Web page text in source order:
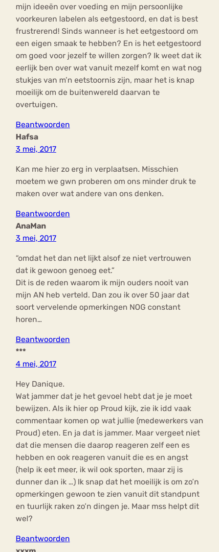
mijn ideeën over voeding en mijn persoonlijke
voorkeuren labelen als eetgestoord, en dat is best
frustrerend! Sinds wanneer is het eetgestoord om
een eigen smaak te hebben? En is het eetgestoord
om goed voor jezelf te willen zorgen? Ik weet dat ik
eerlijk ben over wat vanuit mezelf komt en wat nog
stukjes van m’n eetstoornis zijn, maar het is knap
moeilijk om de buitenwereld daarvan te
overtuigen.
Beantwoorden
Hafsa
3 mei, 2017
Kan me hier zo erg in verplaatsen. Misschien
moetem we gwn proberen om ons minder druk te
maken over wat andere van ons denken.
Beantwoorden
AnaMan
3 mei, 2017
“omdat het dan net lijkt alsof ze niet vertrouwen
dat ik gewoon genoeg eet.”
Dit is de reden waarom ik mijn ouders nooit van
mijn AN heb verteld. Dan zou ik over 50 jaar dat
soort vervelende opmerkingen NOG constant
horen…
Beantwoorden
***
4 mei, 2017
Hey Danique.
Wat jammer dat je het gevoel hebt dat je je moet
bewijzen. Als ik hier op Proud kijk, zie ik idd vaak
commentaar komen op wat jullie (medewerkers van
Proud) eten. En ja dat is jammer. Maar vergeet niet
dat die mensen die daarop reageren zelf een es
hebben en ook reageren vanuit die es en angst
(help ik eet meer, ik wil ook sporten, maar zij is
dunner dan ik …) Ik snap dat het moeilijk is om zo’n
opmerkingen gewoon te zien vanuit dit standpunt
en tuurlijk raken zo’n dingen je. Maar mss helpt dit
wel?
Beantwoorden